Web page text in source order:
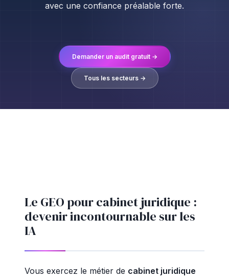
avec une confiance préalable forte.
Demander un audit gratuit →
Tous les secteurs →
Le GEO pour cabinet juridique :
devenir incontournable sur les
IA
Vous exercez le métier de cabinet juridique